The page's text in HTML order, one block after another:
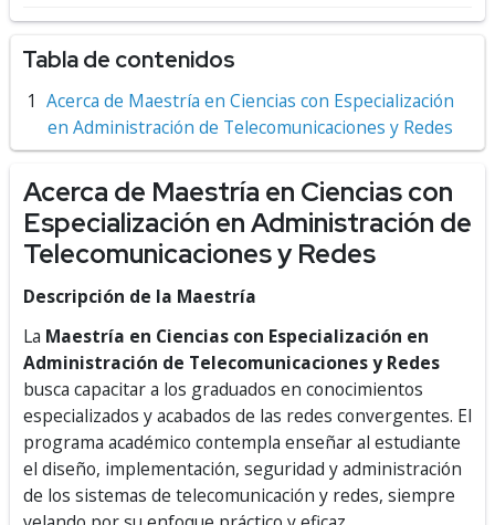
Tabla de contenidos
Acerca de Maestría en Ciencias con Especialización
en Administración de Telecomunicaciones y Redes
Acerca de Maestría en Ciencias con
Especialización en Administración de
Telecomunicaciones y Redes
Descripción de la Maestría
La Maestría en Ciencias con Especialización en
Administración de Telecomunicaciones y Redes
busca capacitar a los graduados en conocimientos
especializados y acabados de las redes convergentes. El
programa académico contempla enseñar al estudiante
el diseño, implementación, seguridad y administración
de los sistemas de telecomunicación y redes, siempre